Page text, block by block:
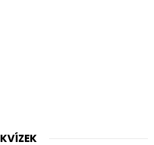
KVÍZEK